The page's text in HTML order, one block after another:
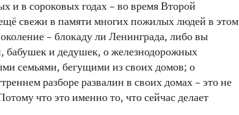
и в сороковых годах – во время Второй
свежи в памяти многих пожилых людей в этом
– блокаду ли Ленинграда, либо вы
бабушек и дедушек, о железнодорожных
семьями, бегущими из своих домов; о
разборе развалин в своих домах – это не
что это именно то, что сейчас делает